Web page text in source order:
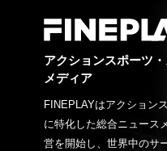
アクションスポーツ
メディア
FINEPLAYはアクション
に特化した総合ニュース
営を開始し、世界中のサ